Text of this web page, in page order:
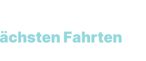
Fahrten